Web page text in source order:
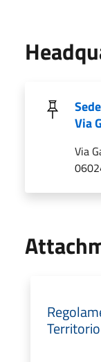
Via
Via
Territorio